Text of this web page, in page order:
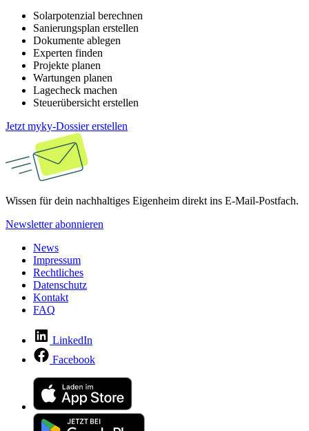
Solarpotenzial berechnen
Sanierungsplan erstellen
Dokumente ablegen
Experten finden
Projekte planen
Wartungen planen
Lagecheck machen
Steuerübersicht erstellen
Jetzt myky-Dossier erstellen
Wissen für dein nachhaltiges Eigenheim direkt ins E-Mail-Postfach.
Newsletter abonnieren
News
Impressum
Rechtliches
Datenschutz
Kontakt
FAQ
LinkedIn
Facebook